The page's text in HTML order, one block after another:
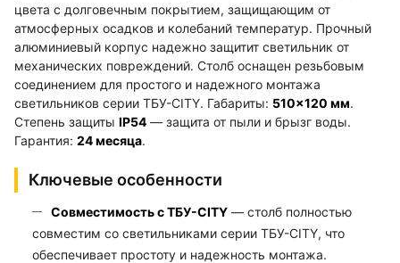
цвета с долговечным покрытием, защищающим от
атмосферных осадков и колебаний температур. Прочный
алюминиевый корпус надежно защитит светильник от
механических повреждений. Столб оснащен резьбовым
соединением для простого и надежного монтажа
светильников серии ТБУ-CITY. Габариты: 510×120 мм.
Степень защиты IP54 — защита от пыли и брызг воды.
Гарантия: 24 месяца.
Ключевые особенности
Совместимость с ТБУ-CITY — столб полностью
совместим со светильниками серии ТБУ-CITY, что
обеспечивает простоту и надежность монтажа.